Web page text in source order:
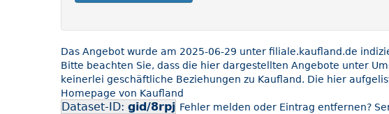
Das Angebot wurde am 2025-06-29 unter filiale.kaufland.de
Bitte beachten Sie, dass die hier dargestellten Angebote unter
keinerlei geschäftliche Beziehungen zu Kaufland. Die hier
Homepage von Kaufland
Dataset-ID: gid/8rpj Fehler melden oder Eintrag entfernen?